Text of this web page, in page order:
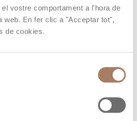
vostre comportament a l'hora de
web. En fer clic a "Acceptar tot",
de cookies.
i Inconvenients del